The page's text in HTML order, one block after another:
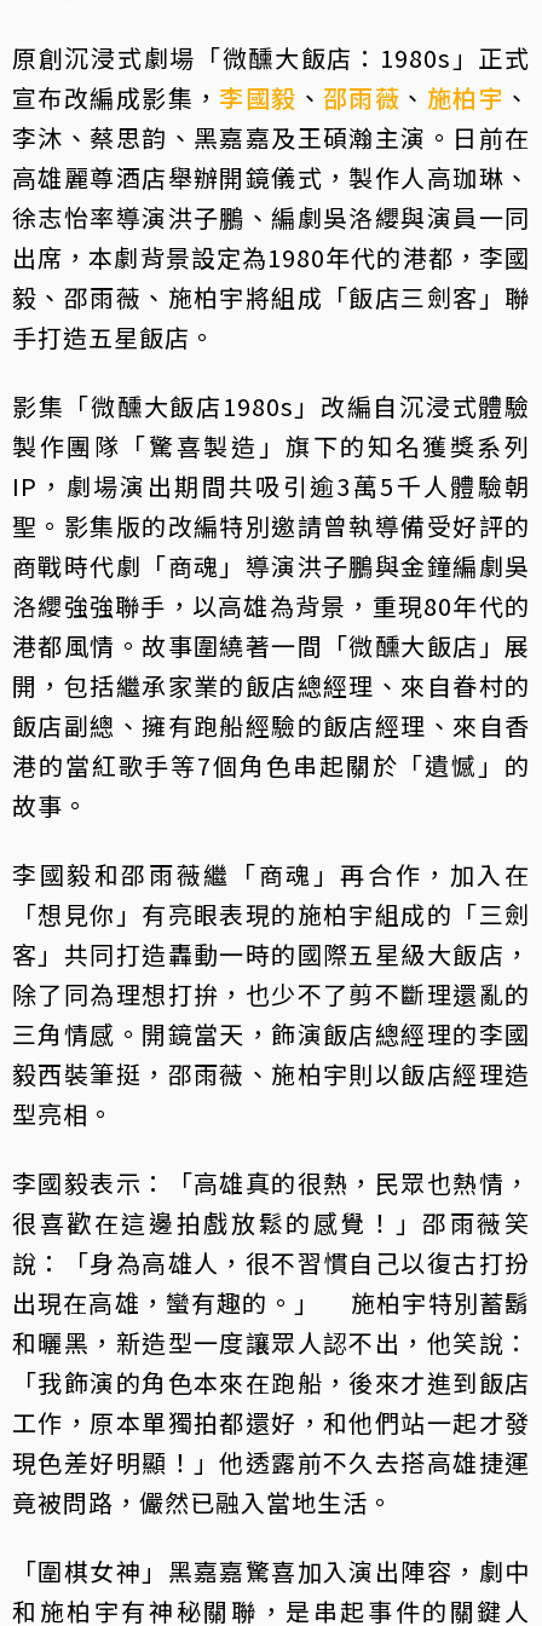
原創沉浸式劇場「微醺大飯店：1980s」正式
宣布改編成影集， 李國毅 、邵雨薇 、 施柏宇 、
李沐、蔡思韵、黑嘉嘉及王碩瀚主演。日前在
高雄麗尊酒店舉辦開鏡儀式，製作人高珈琳、
徐志怡率導演洪子鵬、編劇吳洛纓與演員一同
出席，本劇背景設定為1980年代的港都，李國
毅、邵雨薇、施柏宇將組成「飯店三劍客」聯
手打造五星飯店。
影集「微醺大飯店1980s」改編自沉浸式體驗
製作團隊「驚喜製造」旗下的知名獲獎系列
IP，劇場演出期間共吸引逾3萬5千人體驗朝
聖。影集版的改編特別邀請曾執導備受好評的
商戰時代劇「商魂」導演洪子鵬與金鐘編劇吳
洛纓強強聯手，以高雄為背景，重現80年代的
港都風情。故事圍繞著一間「微醺大飯店」展
開，包括繼承家業的飯店總經理、來自眷村的
飯店副總、擁有跑船經驗的飯店經理、來自香
港的當紅歌手等7個角色串起關於「遺憾」的
故事。
李國毅和邵雨薇繼「商魂」再合作，加入在
「想見你」有亮眼表現的施柏宇組成的「三劍
客」共同打造轟動一時的國際五星級大飯店，
除了同為理想打拚，也少不了剪不斷理還亂的
三角情感。開鏡當天，飾演飯店總經理的李國
毅西裝筆挺，邵雨薇、施柏宇則以飯店經理造
型亮相。
李國毅表示：「高雄真的很熱，民眾也熱情，
很喜歡在這邊拍戲放鬆的感覺！」邵雨薇笑
說：「身為高雄人，很不習慣自己以復古打扮
出現在高雄，蠻有趣的。」 施柏宇特別蓄鬍
和曬黑，新造型一度讓眾人認不出，他笑說：
「我飾演的角色本來在跑船，後來才進到飯店
工作，原本單獨拍都還好，和他們站一起才發
現色差好明顯！」他透露前不久去搭高雄捷運
竟被問路，儼然已融入當地生活。
「圍棋女神」黑嘉嘉驚喜加入演出陣容，劇中
和施柏宇有神秘關聯，是串起事件的關鍵人